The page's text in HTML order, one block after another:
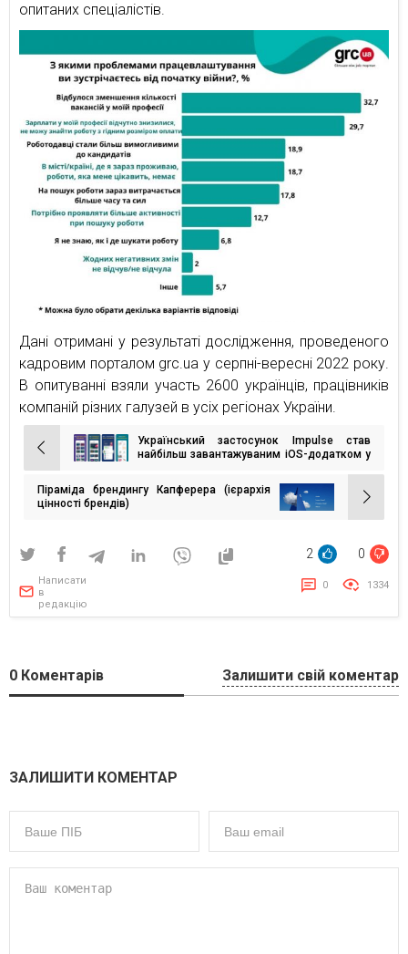
опитаних спеціалістів.
Дані отримані у результаті дослідження, проведеного
кадровим порталом grc.ua у серпні-вересні 2022 року.
В опитуванні взяли участь 2600 українців, працівників
компаній різних галузей в усіх регіонах України.
Навігація
записів
Український застосунок Impulse став
найбільш завантажуваним iOS-додатком у
Піраміда брендингу Капферера (ієрархія
цінності брендів)
2 0
Написати
в
редакцію
0 1334
0 Коментарів Залишити свій коментар
ЗАЛИШИТИ КОМЕНТАР